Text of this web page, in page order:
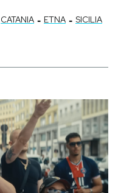
CATANIA - ETNA - SICILIA